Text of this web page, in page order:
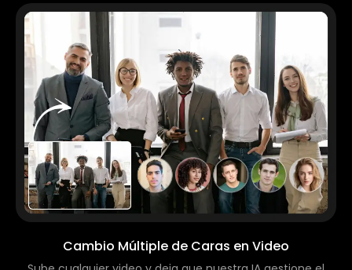
Cambio Múltiple de Caras en Video